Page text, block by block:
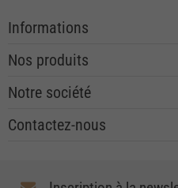
Informations
Nos produits
Notre société
Contactez-nous